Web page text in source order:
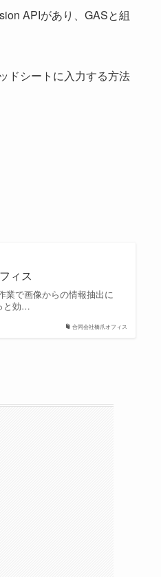
APIがあり、GASと組
ドシートに入力する方法
合同会社橋爪オフィス
ィス
業で画像からの情報抽出に
と効…